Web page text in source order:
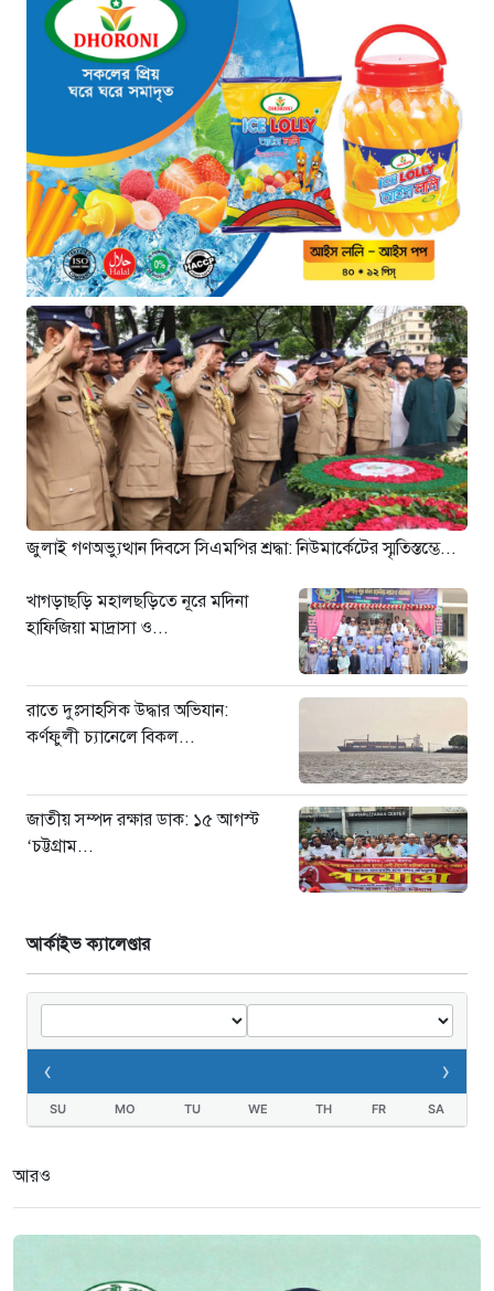
৫ ঘণ্টা আগে
ইরান সংকটে ইতিবাচক মোড়:
বিশ্ববাজারে কমল জ্বালানি তেলের দাম
১ দিন আগে
নারায়ণগঞ্জ তোলারাম কলেজে
ছাত্রদল-শিবির সংঘর্ষ, ক্যাম্পাসে
উত্তেজনা
১ দিন আগে
“বায়ুদূষণে শীর্ষে কিনশাসা, ঢাকার
বাতাস এখন স্বস্তিদায়ক”
১ দিন আগে
“জনগণের জন্য গণতন্ত্র চিরস্থায়ী করার
প্রত্যয় ভারপ্রাপ্ত রাষ্ট্রপতির”
১ দিন আগে
জুলাই গণঅভ্যুত্থান দিবসে সিএমপির
শ্রদ্ধা: নিউমার্কেটের স্মৃতিস্তম্ভে পুষ্পস্তবক
অর্পণ
১ দিন আগে
জুলাই গণঅভ্যুত্থান দিবসে সিএমপির শ্রদ্ধা: নিউমার্কেটের স্মৃতিস্তম্ভে...
খাগড়াছড়ি মহালছড়িতে নূরে মদিনা
হাফিজিয়া মাদ্রাসা ও...
রাতে দুঃসাহসিক উদ্ধার অভিযান:
কর্ণফুলী চ্যানেলে বিকল...
জাতীয় সম্পদ রক্ষার ডাক: ১৫ আগস্ট
‘চট্টগ্রাম...
আর্কাইভ ক্যালেণ্ডার
‹ ›
SU MO TU WE TH FR SA
আরও